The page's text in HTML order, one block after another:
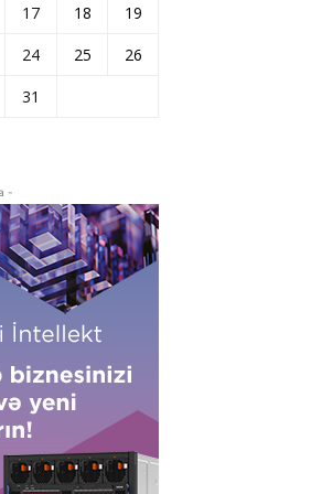
17 18
19
24 25
26
31
-